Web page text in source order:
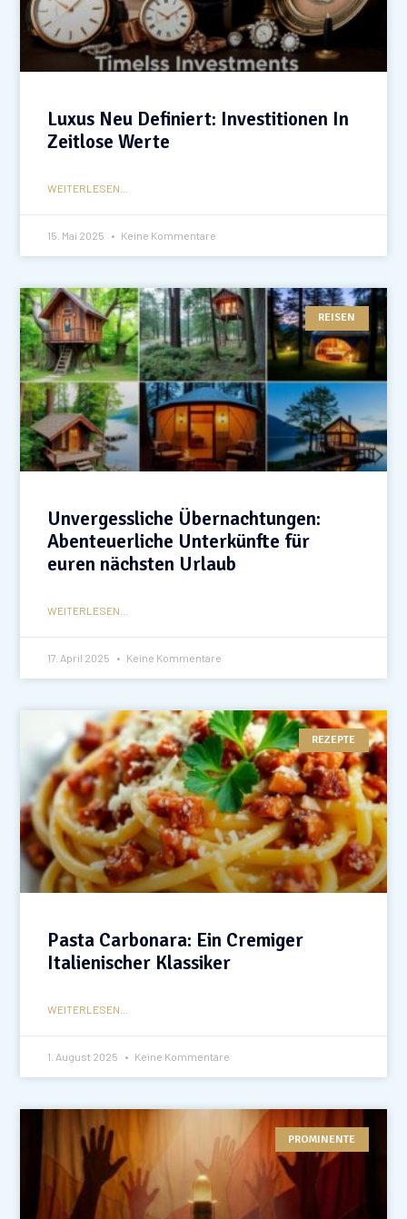
Luxus Neu Definiert: Investitionen In
Zeitlose Werte
WEITERLESEN...
15. Mai 2025 Keine Kommentare
REISEN
Unvergessliche Übernachtungen:
Abenteuerliche Unterkünfte für
euren nächsten Urlaub
WEITERLESEN...
17. April 2025 Keine Kommentare
REZEPTE
Pasta Carbonara: Ein Cremiger
Italienischer Klassiker
WEITERLESEN...
1. August 2025 Keine Kommentare
PROMINENTE